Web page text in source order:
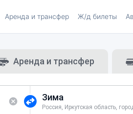
Аренда и трансфер Ж/д билеты
Аренда и трансфер